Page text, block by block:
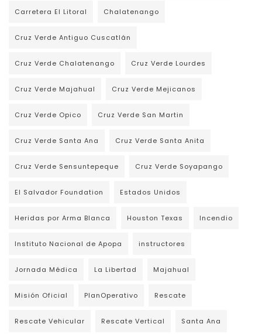
Carretera El Litoral Chalatenango
Cruz Verde Antiguo Cuscatlán
Cruz Verde Chalatenango Cruz Verde Lourdes
Cruz Verde Majahual Cruz Verde Mejicanos
Cruz Verde Opico Cruz Verde San Martin
Cruz Verde Santa Ana Cruz Verde Santa Anita
Cruz Verde Sensuntepeque Cruz Verde Soyapango
El Salvador Foundation Estados Unidos
Heridas por Arma Blanca Houston Texas Incendio
Instituto Nacional de Apopa instructores
Jornada Médica La Libertad Majahual
Misión Oficial PlanOperativo Rescate
Rescate Vehicular Rescate Vertical Santa Ana